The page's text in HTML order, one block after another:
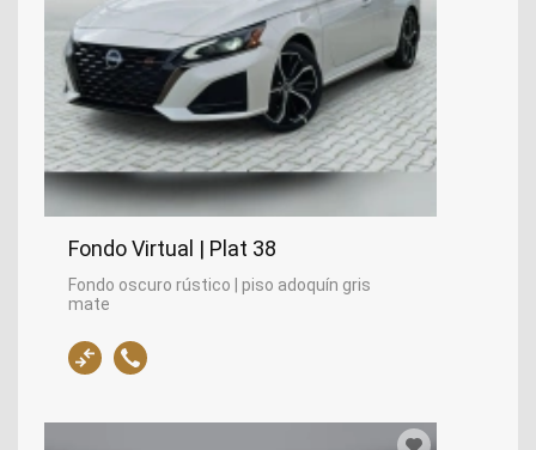
Fondo Virtual | Plat 38
Fondo oscuro rústico | piso adoquín gris
mate